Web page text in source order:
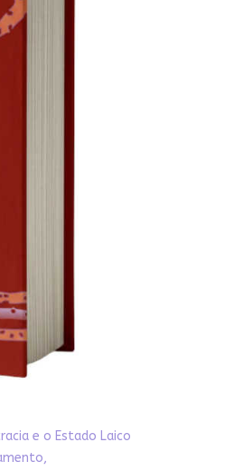
e o Estado Laico